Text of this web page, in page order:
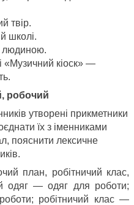
твір.
школі.
людиною.
«Музичний кіоск» —
робочий
утворені прикметники
їх з іменниками
пояснити лексичне
план, робітничий клас,
одяг — одяг для роботи;
робітничий клас —